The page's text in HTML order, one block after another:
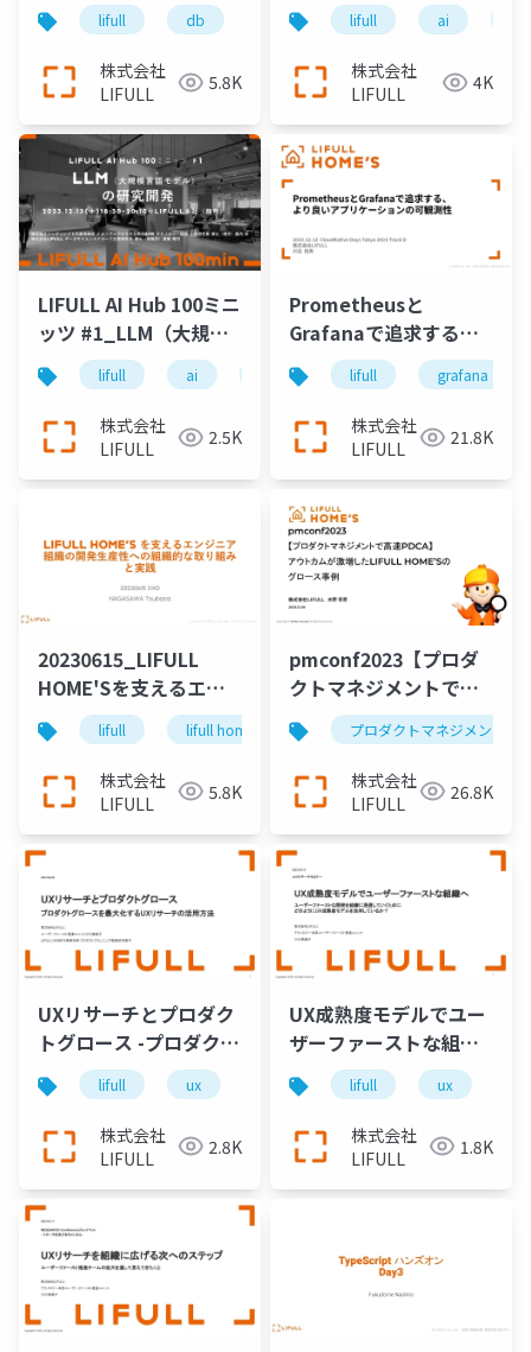
lifull db sqlite
株式会社
LIFULL
5.8K
観の推定lifull ai
株式会社
LIFULL
4K
LIFULL AI Hub 100ミニ
ッツ #1_LLM（大規模
言語モデル）の研究開
発
lifull ai
株式会社
LIFULL
2.5K
Prometheusと
Grafanaで追求する、
より良いアプリケーシ
ョンの可観測性
lifull grafana
株式会社
LIFULL
21.8K
20230615_LIFULL
HOME'Sを支えるエン
ジニア 組織の開発生産
性への組織的な取り組
みと実践
lifull lifull home's 開発生産性 エンジニア
株式会社
LIFULL
5.8K
pmconf2023【プロダ
クトマネジメントで高
速PDCA】 アウトカム
が激増したLIFULL
HOME’Sのグロース事
例
プロダクトマネジメント
株式会社
LIFULL
26.8K
UXリサーチとプロダク
トグロース -プロダクト
グロースを最大化する
UXリサーチの活用方法
-
lifull ux uxリサーチ
株式会社
LIFULL
2.8K
UX成熟度モデルでユー
ザーファーストな組織
へ ユーザーファースト
な開発を組織に浸透し
ていくために、どのよ
うに UX成熟度モデルを
活用しているか?
lifull ux
株式会社
LIFULL
1.8K